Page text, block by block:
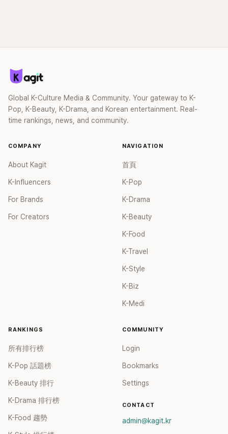
Global K-Culture Media & Community. Your gateway to K-
Pop, K-Beauty, K-Drama, and Korean entertainment. Real-
time rankings, news, and community.
COMPANY
About Kagit
K-Influencers
For Brands
For Creators
NAVIGATION
首頁
K-Pop
K-Drama
K-Beauty
K-Food
K-Travel
K-Style
K-Biz
K-Medi
RANKINGS
所有排行榜
K-Pop 話題榜
K-Beauty 排行
K-Drama 排行榜
K-Food 趨勢
COMMUNITY
Login
Bookmarks
Settings
CONTACT
admin@kagit.kr